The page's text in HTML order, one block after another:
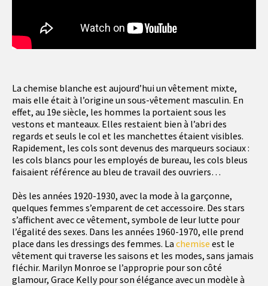
La chemise blanche est aujourd’hui un vêtement mixte,
mais elle était à l’origine un sous-vêtement masculin. En
effet, au 19e siècle, les hommes la portaient sous les
vestons et manteaux. Elles restaient bien à l’abri des
regards et seuls le col et les manchettes étaient visibles.
Rapidement, les cols sont devenus des marqueurs sociaux :
les cols blancs pour les employés de bureau, les cols bleus
faisaient référence au bleu de travail des ouvriers…
Dès les années 1920-1930, avec la mode à la garçonne,
quelques femmes s’emparent de cet accessoire. Des stars
s’affichent avec ce vêtement, symbole de leur lutte pour
l’égalité des sexes. Dans les années 1960-1970, elle prend
place dans les dressings des femmes. La chemise est le
vêtement qui traverse les saisons et les modes, sans jamais
fléchir. Marilyn Monroe se l’approprie pour son côté
glamour, Grace Kelly pour son élégance avec un modèle à